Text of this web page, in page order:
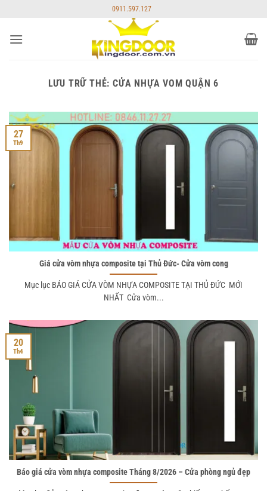
nội
0911.597.127
LƯU TRỮ THẺ:CỬA NHỰA VOM QUẬN 6
Giá cửa vòm nhựa composite tại Thủ Đức- Cửa vòm cong
Mục lục BÁO GIÁ CỬA VÒM NHỰA COMPOSITE TẠI THỦ ĐỨC MỚI
NHẤT Cửa vòm...
27
Th9
Báo giá cửa vòm nhựa composite Tháng 8/2026 – Cửa phòng ngủ đẹp
20
Th4